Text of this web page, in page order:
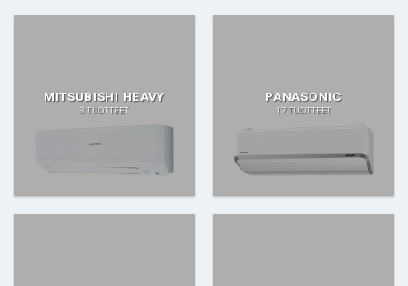
MITSUBISHI HEAVY
3 TUOTTEET
PANASONIC
17 TUOTTEET